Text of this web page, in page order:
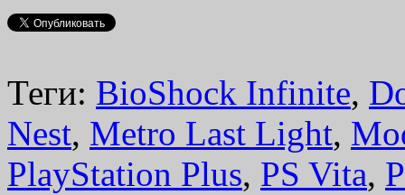
Теги: BioShock Infinite,
Nest, Metro Last Light,
PlayStation Plus, PS Vita,